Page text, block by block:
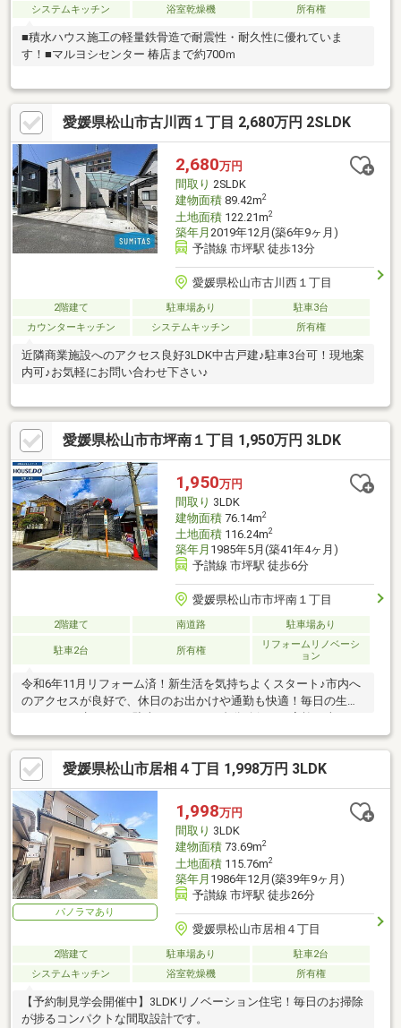
システムキッチン 浴室乾燥機 所有権
■積水ハウス施工の軽量鉄骨造で耐震性・耐久性に優れていま
す！■マルヨシセンター 椿店まで約700ｍ
愛媛県松山市古川西１丁目 2,680万円 2SLDK
2,680万円
間取り 2SLDK
建物面積89.42m2
土地面積122.21m2
築年月 2019年12月(築6年9ヶ月)
予讃線 市坪駅 徒歩13分
愛媛県松山市古川西１丁目
2階建て 駐車場あり
駐車3台
カウンターキッチン
システムキッチン 所有権
近隣商業施設へのアクセス良好3LDK中古戸建♪駐車3台可！現地案
内可♪お気軽にお問い合わせ下さい♪
愛媛県松山市市坪南１丁目 1,950万円 3LDK
1,950万円
間取り 3LDK
建物面積76.14m2
土地面積116.24m2
築年月 1985年5月(築41年4ヶ月)
予讃線 市坪駅 徒歩6分
愛媛県松山市市坪南１丁目
2階建て 南道路 駐車場あり
駐車2台 所有権
リフォームリノベーシ
ョン
令和6年11月リフォーム済！新生活を気持ちよくスタート♪市内へ
のアクセスが良好で、休日のお出かけや通勤も快適！毎日の生活
持ちの方も安心♪
愛媛県松山市居相４丁目 1,998万円 3LDK
パノラマあり
1,998万円
間取り 3LDK
建物面積73.69m2
土地面積115.76m2
築年月 1986年12月(築39年9ヶ月)
予讃線 市坪駅 徒歩26分
愛媛県松山市居相４丁目
2階建て 駐車場あり
駐車2台
システムキッチン
浴室乾燥機 所有権
【予約制見学会開催中】3LDKリノベーション住宅！毎日のお掃除
が捗るコンパクトな間取設計です。